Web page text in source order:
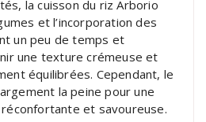
la cuisson du riz Arborio
et l’incorporation des
un peu de temps et
une texture crémeuse et
équilibrées. Cependant, le
la peine pour une
et savoureuse.